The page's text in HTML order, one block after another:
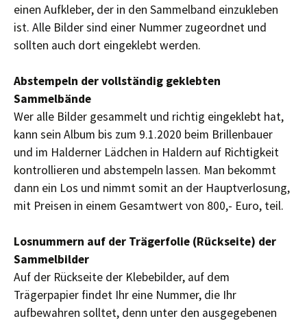
einen Aufkleber, der in den Sammelband einzukleben
ist. Alle Bilder sind einer Nummer zugeordnet und
sollten auch dort eingeklebt werden.
Abstempeln der vollständig geklebten
Sammelbände
Wer alle Bilder gesammelt und richtig eingeklebt hat,
kann sein Album bis zum 9.1.2020 beim Brillenbauer
und im Halderner Lädchen in Haldern auf Richtigkeit
kontrollieren und abstempeln lassen. Man bekommt
dann ein Los und nimmt somit an der Hauptverlosung,
mit Preisen in einem Gesamtwert von 800,- Euro, teil.
Losnummern auf der Trägerfolie (Rückseite) der
Sammelbilder
Auf der Rückseite der Klebebilder, auf dem
Trägerpapier findet Ihr eine Nummer, die Ihr
aufbewahren solltet, denn unter den ausgegebenen